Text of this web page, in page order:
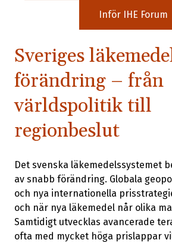
Inför IHE Forum
Sveriges
förändring – från
världspolitik till
regionbeslut
Det svenska läkemedelssystemet
av snabb förändring. Globala
och nya internationella
och när nya läkemedel når olika
Samtidigt utvecklas avancerade
ofta med mycket höga prislappar